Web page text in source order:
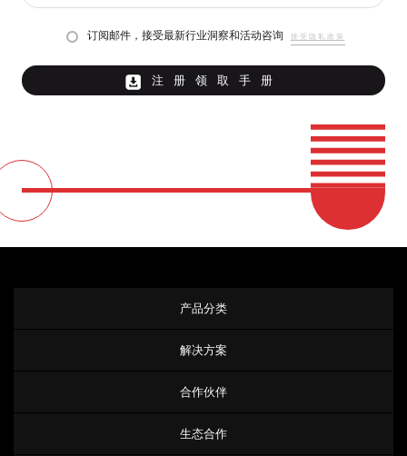
订阅邮件，接受最新行业洞察和活动咨询 接受隐私政策
注册领取手册
产品分类
解决方案
合作伙伴
生态合作